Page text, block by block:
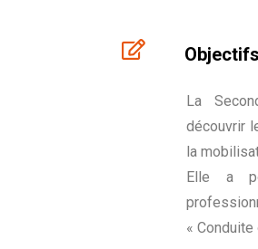
La
découvrir
la
Elle a
« Conduite